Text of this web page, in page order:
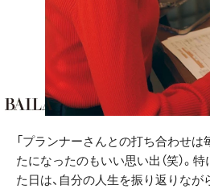
「プランナーさんとの打ち合わせは
たになったのもいい思い出（笑）。
た日は、自分の人生を振り返りなが